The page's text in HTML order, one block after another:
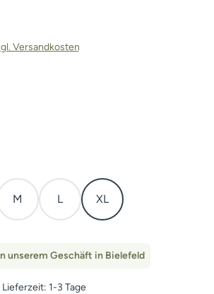
Versandkosten
zurzeit nicht verfügbar.)
M L XL
unserem Geschäft in Bielefeld
1-3 Tage